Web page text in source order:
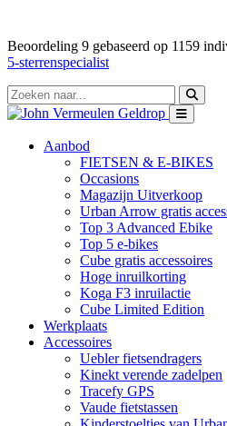
Beoordeling 9 gebaseerd op 1159
5-sterrenspecialist
Aanbod
FIETSEN & E-BIKES
Occasions
Magazijn Uitverkoop
Urban Arrow gratis
Top 3 Advanced Ebike
Top 5 e-bikes
Cube gratis accessoires
Hoge inruilkorting
Koga F3 inruilactie
Cube Limited Edition
Werkplaats
Accessoires
Uebler fietsendragers
Kinekt verende zadelpen
Tracefy GPS
Vaude fietstassen